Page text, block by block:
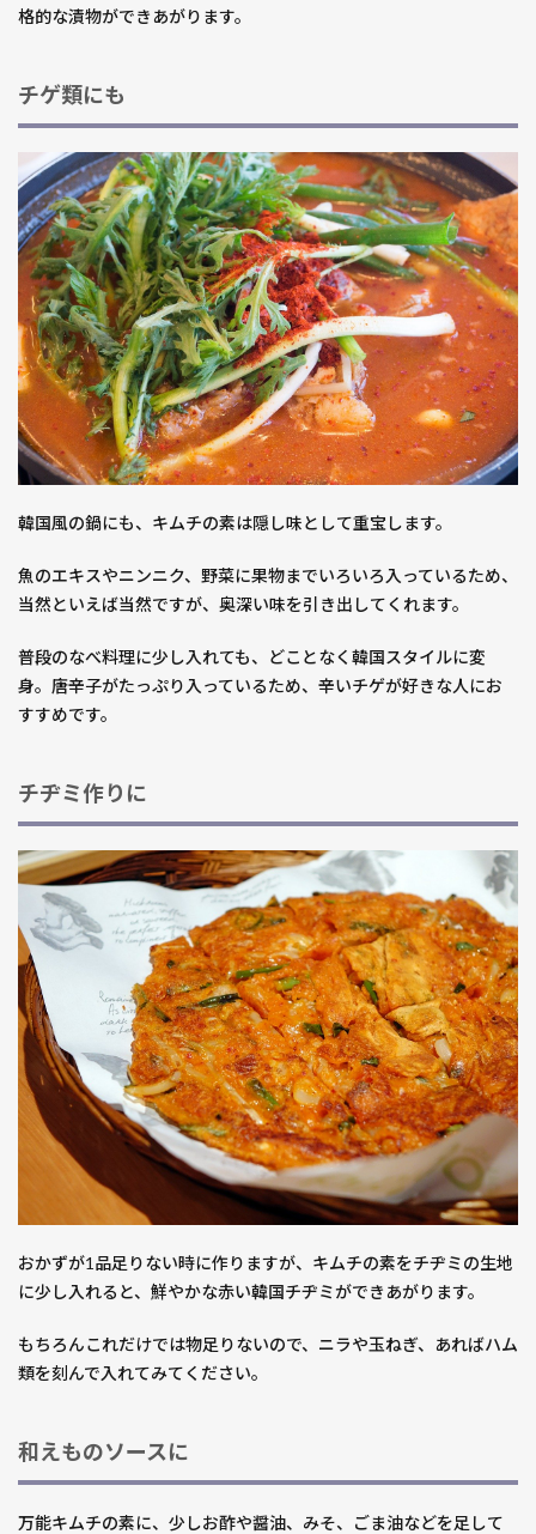
格的な漬物ができあがります。
チゲ類にも
韓国風の鍋にも、キムチの素は隠し味として重宝します。
魚のエキスやニンニク、野菜に果物までいろいろ入っているため、
当然といえば当然ですが、奥深い味を引き出してくれます。
普段のなべ料理に少し入れても、どことなく韓国スタイルに変
身。唐辛子がたっぷり入っているため、辛いチゲが好きな人にお
すすめです。
チヂミ作りに
おかずが1品足りない時に作りますが、キムチの素をチヂミの生地
に少し入れると、鮮やかな赤い韓国チヂミができあがります。
もちろんこれだけでは物足りないので、ニラや玉ねぎ、あればハム
類を刻んで入れてみてください。
和えものソースに
万能キムチの素に、少しお酢や醤油、みそ、ごま油などを足して